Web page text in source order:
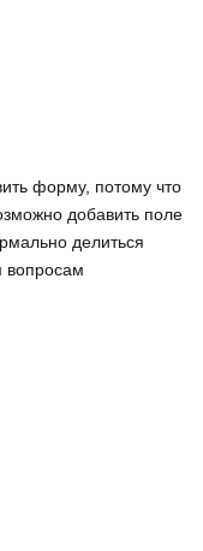
форму, потому что
добавить поле
делиться